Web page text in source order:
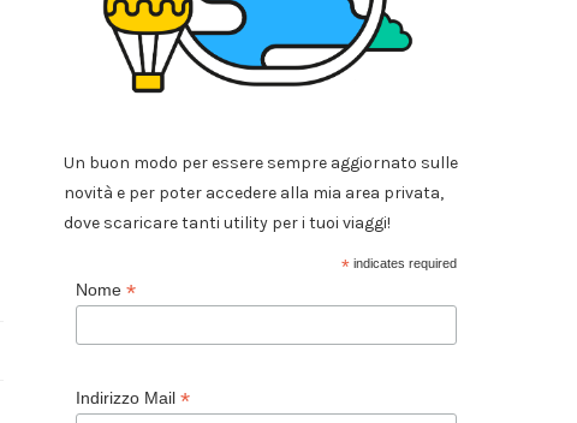
Un buon modo per essere sempre aggiornato sulle
novità e per poter accedere alla mia area privata,
dove scaricare tanti utility per i tuoi viaggi!
*indicates required
Nome*
Indirizzo Mail*